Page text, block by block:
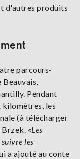
d'autres produits
parcours-
Beauvais,
Pendant
kilomètres, les
(à télécharger
«Les
les
a ajouté au conte